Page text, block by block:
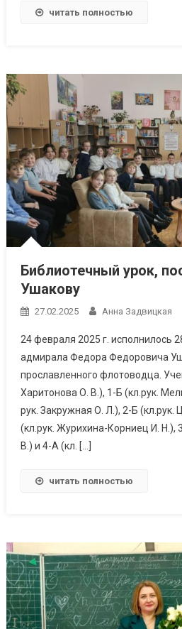
читать полностью
Библиотечный урок,
Ушакову
27.02.2025 Анна Задвицкая
24 февраля 2025 г. исполнилось
адмирала Федора Федоровича
прославленного флотоводца.
Харитонова О. В.), 1-Б (кл.рук.
рук. Закружная О. Л.), 2-Б (кл.рук.
(кл.рук. Журихина-Корниец И. Н.),
В.) и 4-А (кл. […]
читать полностью